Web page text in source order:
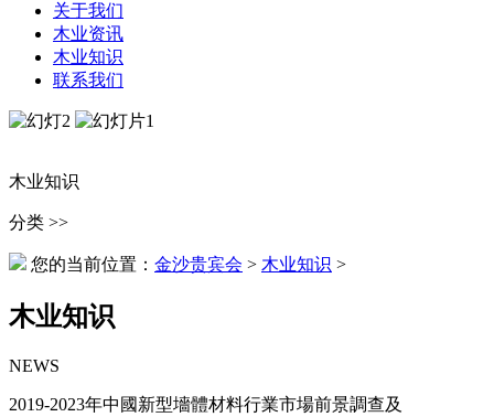
关于我们
木业资讯
木业知识
联系我们
木业知识
分类 >>
您的当前位置： 金沙贵宾会 > 木业知识 >
木业知识
NEWS
2019-2023年中國新型墻體材料行業市場前景調查及